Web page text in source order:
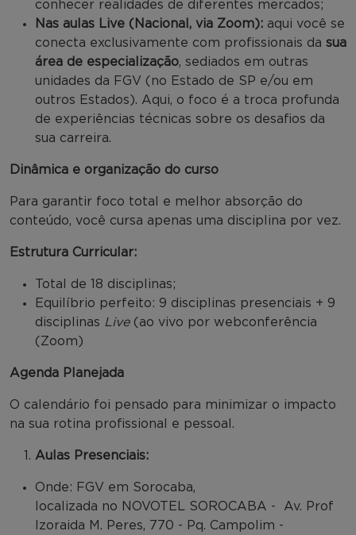
conhecer realidades de diferentes mercados;
Nas aulas Live (Nacional, via Zoom): aqui você se
conecta exclusivamente com profissionais da sua
área de especialização, sediados em outras
unidades da FGV (no Estado de SP e/ou em
outros Estados). Aqui, o foco é a troca profunda
de experiências técnicas sobre os desafios da
sua carreira.
Dinâmica e organização do curso
Para garantir foco total e melhor absorção do
conteúdo, você cursa apenas uma disciplina por vez.
Estrutura Curricular:
Total de 18 disciplinas;
Equilíbrio perfeito: 9 disciplinas presenciais + 9
disciplinas Live(ao vivo por webconferência
(Zoom)
Agenda Planejada
O calendário foi pensado para minimizar o impacto
na sua rotina profissional e pessoal.
Aulas Presenciais:
Onde: FGV em Sorocaba,
localizada no NOVOTEL SOROCABA - Av. Prof
Izoraida M. Peres, 770 - Pq. Campolim -